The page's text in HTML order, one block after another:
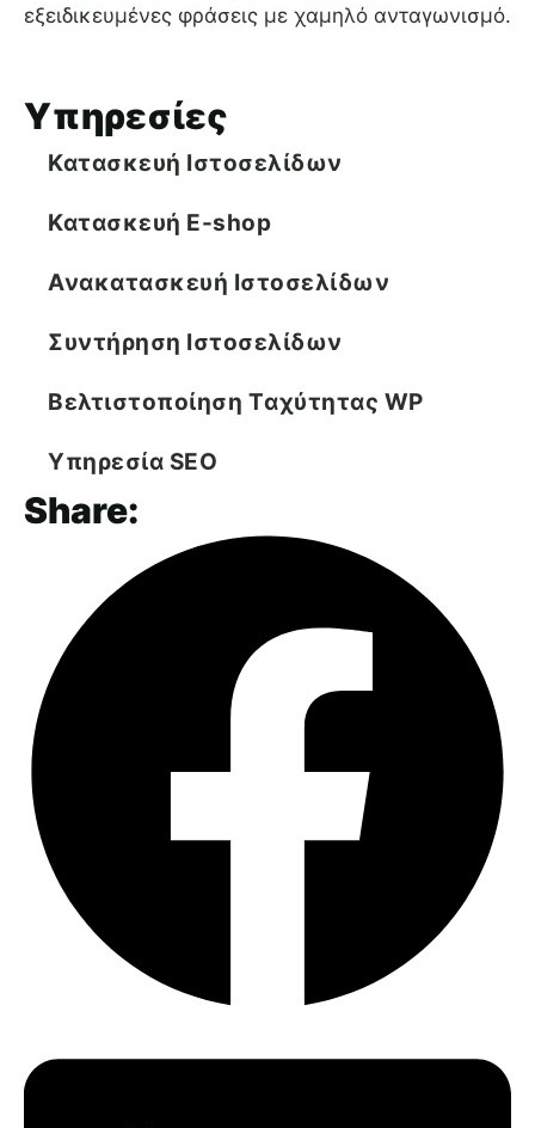
εξειδικευμένες φράσεις με χαμηλό ανταγωνισμό.
Υπηρεσίες
Κατασκευή Ιστοσελίδων
Κατασκευή E-shop
Ανακατασκευή Ιστοσελίδων
Συντήρηση Ιστοσελίδων
Βελτιστοποίηση Tαχύτητας WP
Υπηρεσία SEO
Share: